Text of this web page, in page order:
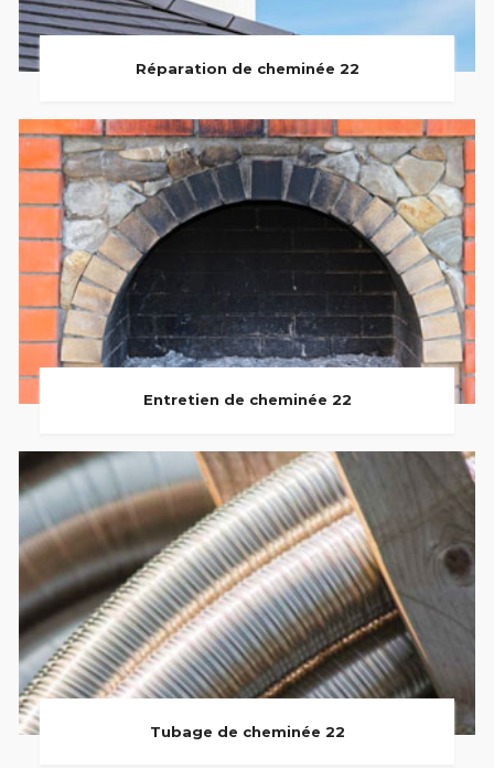
Réparation de cheminée 22
Entretien de cheminée 22
Tubage de cheminée 22